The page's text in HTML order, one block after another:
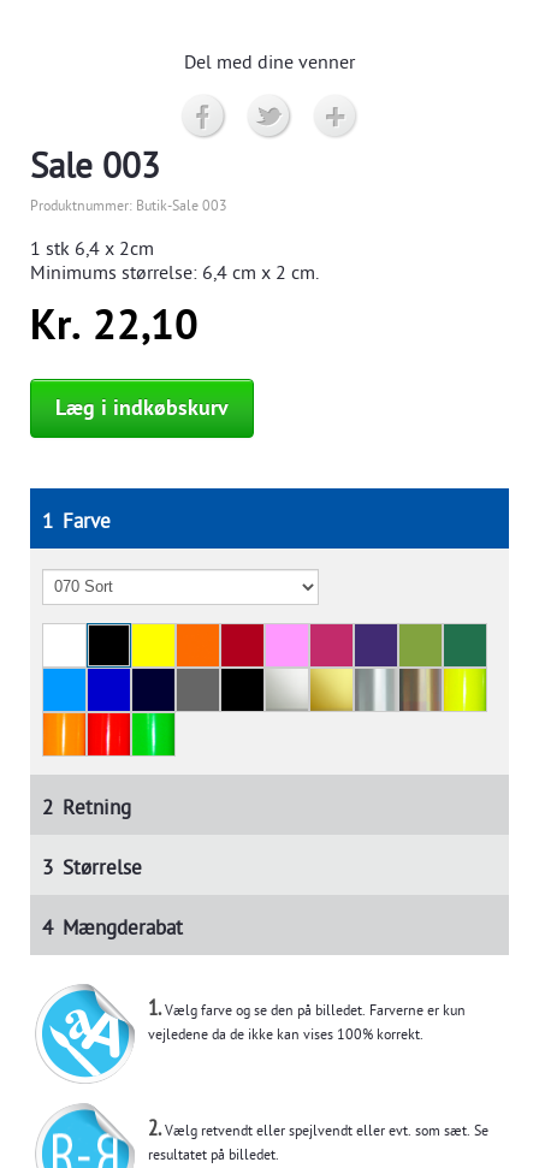
Del med dine venner
Sale 003
Produktnummer: Butik-Sale 003
1 stk 6,4 x 2cm
Minimums størrelse: 6,4 cm x 2 cm.
Kr. 22,10
Læg i indkøbskurv
1 Farve
2 Retning
3 Størrelse
4 Mængderabat
1.Vælg farve og se den på billedet. Farverne er kun
vejledene da de ikke kan vises 100% korrekt.
2.Vælg retvendt eller spejlvendt eller evt. som sæt. Se
resultatet på billedet.